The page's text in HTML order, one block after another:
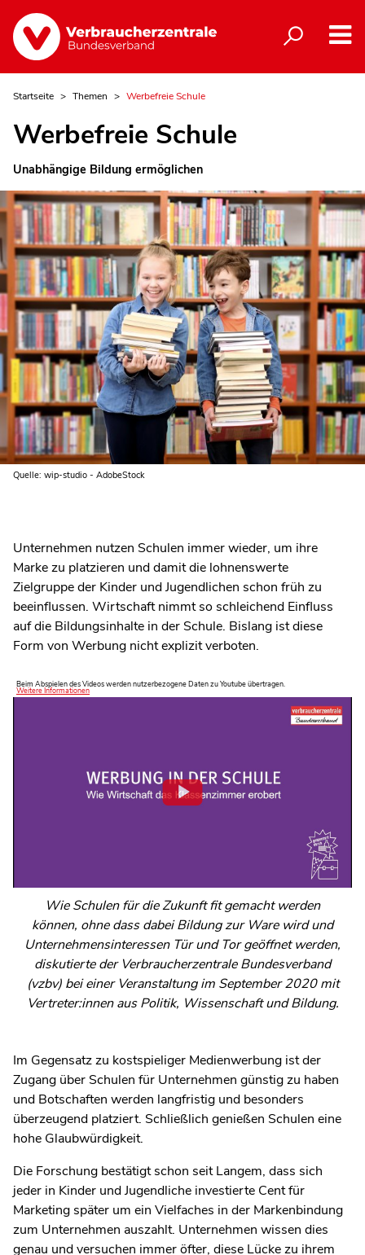
Startseite Themen Werbefreie Schule
Werbefreie Schule
Unabhängige Bildung ermöglichen
Quelle: wip-studio - AdobeStock
Unternehmen nutzen Schulen immer wieder, um ihre
Marke zu platzieren und damit die lohnenswerte
Zielgruppe der Kinder und Jugendlichen schon früh zu
beeinflussen. Wirtschaft nimmt so schleichend Einfluss
auf die Bildungsinhalte in der Schule. Bislang ist diese
Form von Werbung nicht explizit verboten.
Beim Abspielen des Videos werden nutzerbezogene Daten zu Youtube übertragen.
Weitere Informationen
Wie Schulen für die Zukunft fit gemacht werden
können, ohne dass dabei Bildung zur Ware wird und
Unternehmensinteressen Tür und Tor geöffnet werden,
diskutierte der Verbraucherzentrale Bundesverband
(vzbv) bei einer Veranstaltung im September 2020 mit
Vertreter:innen aus Politik, Wissenschaft und Bildung.
Im Gegensatz zu kostspieliger Medienwerbung ist der
Zugang über Schulen für Unternehmen günstig zu haben
und Botschaften werden langfristig und besonders
überzeugend platziert. Schließlich genießen Schulen eine
hohe Glaubwürdigkeit.
Die Forschung bestätigt schon seit Langem, dass sich
jeder in Kinder und Jugendliche investierte Cent für
Marketing später um ein Vielfaches in der Markenbindung
zum Unternehmen auszahlt. Unternehmen wissen dies
genau und versuchen immer öfter, diese Lücke zu ihrem